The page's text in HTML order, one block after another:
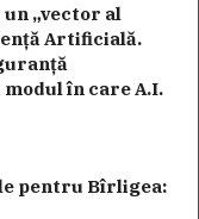
„vector al
Artificială.
în care A.I.
pentru Bîrligea: